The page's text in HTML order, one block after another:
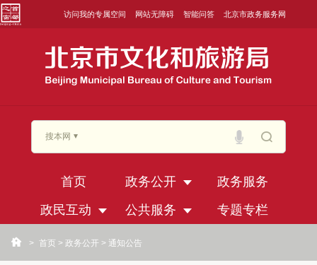
访问我的专属空间 网站无障碍 智能问答 北京市政务服务网
搜本网
首页 政务公开
政务服务
政民互动
公共服务 专题专栏
> 首页 > 政务公开 > 通知公告